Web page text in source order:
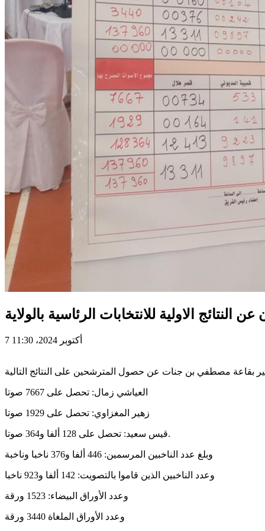
النتائج الاولية للانتخابات الرئاسية بالولاية
7 أكتوبر 2024، 11:30
العياشي زمال: تحصل على 7667 صوتا
زهير المغزاوي: تحصل على 1929 صوتا
قيس سعيد: تحصل على 128 ألفا و364 صوتا.
وبلغ عدد الناخبين المرسمين: 446 ألفا و376 ناخبا وناخبة
وعدد الناخبين الذين قاموا بالتصويت: 142 ألفا و923 ناخبا
وعدد الأوراق البيضاء: 1523 ورقة
وعدد الأوراق الملغاة 3440 ورقة